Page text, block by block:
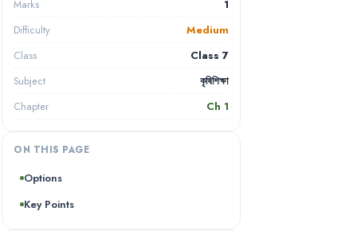
Marks 1
Difficulty Medium
Class Class 7
Subject কৃষিশিক্ষা
Chapter Ch 1
ON THIS PAGE
Options
Key Points